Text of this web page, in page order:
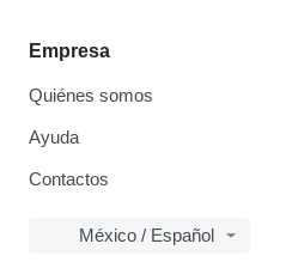
Empresa
Quiénes somos
Ayuda
Contactos
México / Español